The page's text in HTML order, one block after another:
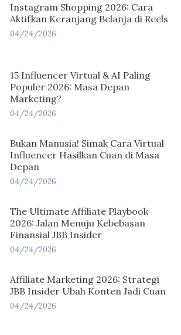
Instagram Shopping 2026: Cara
Aktifkan Keranjang Belanja di Reels
04/24/2026
15 Influencer Virtual & AI Paling
Populer 2026: Masa Depan
Marketing?
04/24/2026
Bukan Manusia! Simak Cara Virtual
Influencer Hasilkan Cuan di Masa
Depan
04/24/2026
The Ultimate Affiliate Playbook
2026: Jalan Menuju Kebebasan
Finansial JBB Insider
04/24/2026
Affiliate Marketing 2026: Strategi
JBB Insider Ubah Konten Jadi Cuan
04/24/2026